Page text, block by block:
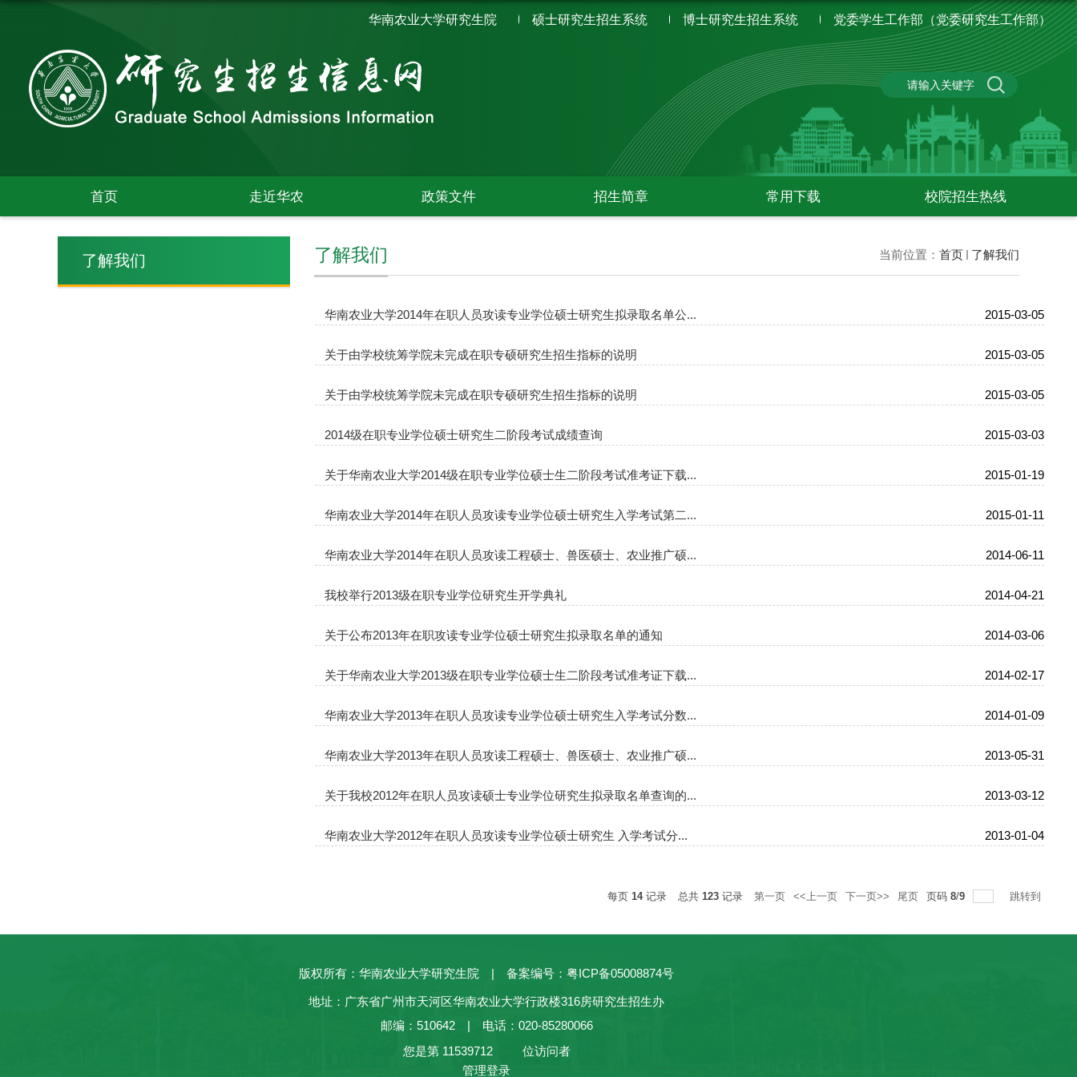
华南农业大学研究生院 硕士研究生招生系统 博士研究生招生系统 党委学生工作部（党委研究生工作部）
首页 走近华农 政策文件 招生简章 常用下载 校院招生热线
了解我们 当前位置： 首页 了解我们
了解我们
华南农业大学2014年在职人员攻读专业学位硕士研究生拟录取名单公... 2015-03-05
关于由学校统筹学院未完成在职专硕研究生招生指标的说明 2015-03-05
关于由学校统筹学院未完成在职专硕研究生招生指标的说明 2015-03-05
2014级在职专业学位硕士研究生二阶段考试成绩查询 2015-03-03
关于华南农业大学2014级在职专业学位硕士生二阶段考试准考证下载... 2015-01-19
华南农业大学2014年在职人员攻读专业学位硕士研究生入学考试第二... 2015-01-11
华南农业大学2014年在职人员攻读工程硕士、兽医硕士、农业推广硕... 2014-06-11
我校举行2013级在职专业学位研究生开学典礼 2014-04-21
关于公布2013年在职攻读专业学位硕士研究生拟录取名单的通知 2014-03-06
关于华南农业大学2013级在职专业学位硕士生二阶段考试准考证下载... 2014-02-17
华南农业大学2013年在职人员攻读专业学位硕士研究生入学考试分数... 2014-01-09
华南农业大学2013年在职人员攻读工程硕士、兽医硕士、农业推广硕... 2013-05-31
关于我校2012年在职人员攻读硕士专业学位研究生拟录取名单查询的... 2013-03-12
华南农业大学2012年在职人员攻读专业学位硕士研究生 入学考试分... 2013-01-04
每页 14记录 总共 123 记录 第一页 <<上一页 下一页>> 尾页 页码 8/9 跳转到
版权所有：华南农业大学研究生院 | 备案编号：粤ICP备05008874号
地址：广东省广州市天河区华南农业大学行政楼316房研究生招生办
邮编：510642 | 电话：020-85280066
您是第 11539712
位访问者
管理登录